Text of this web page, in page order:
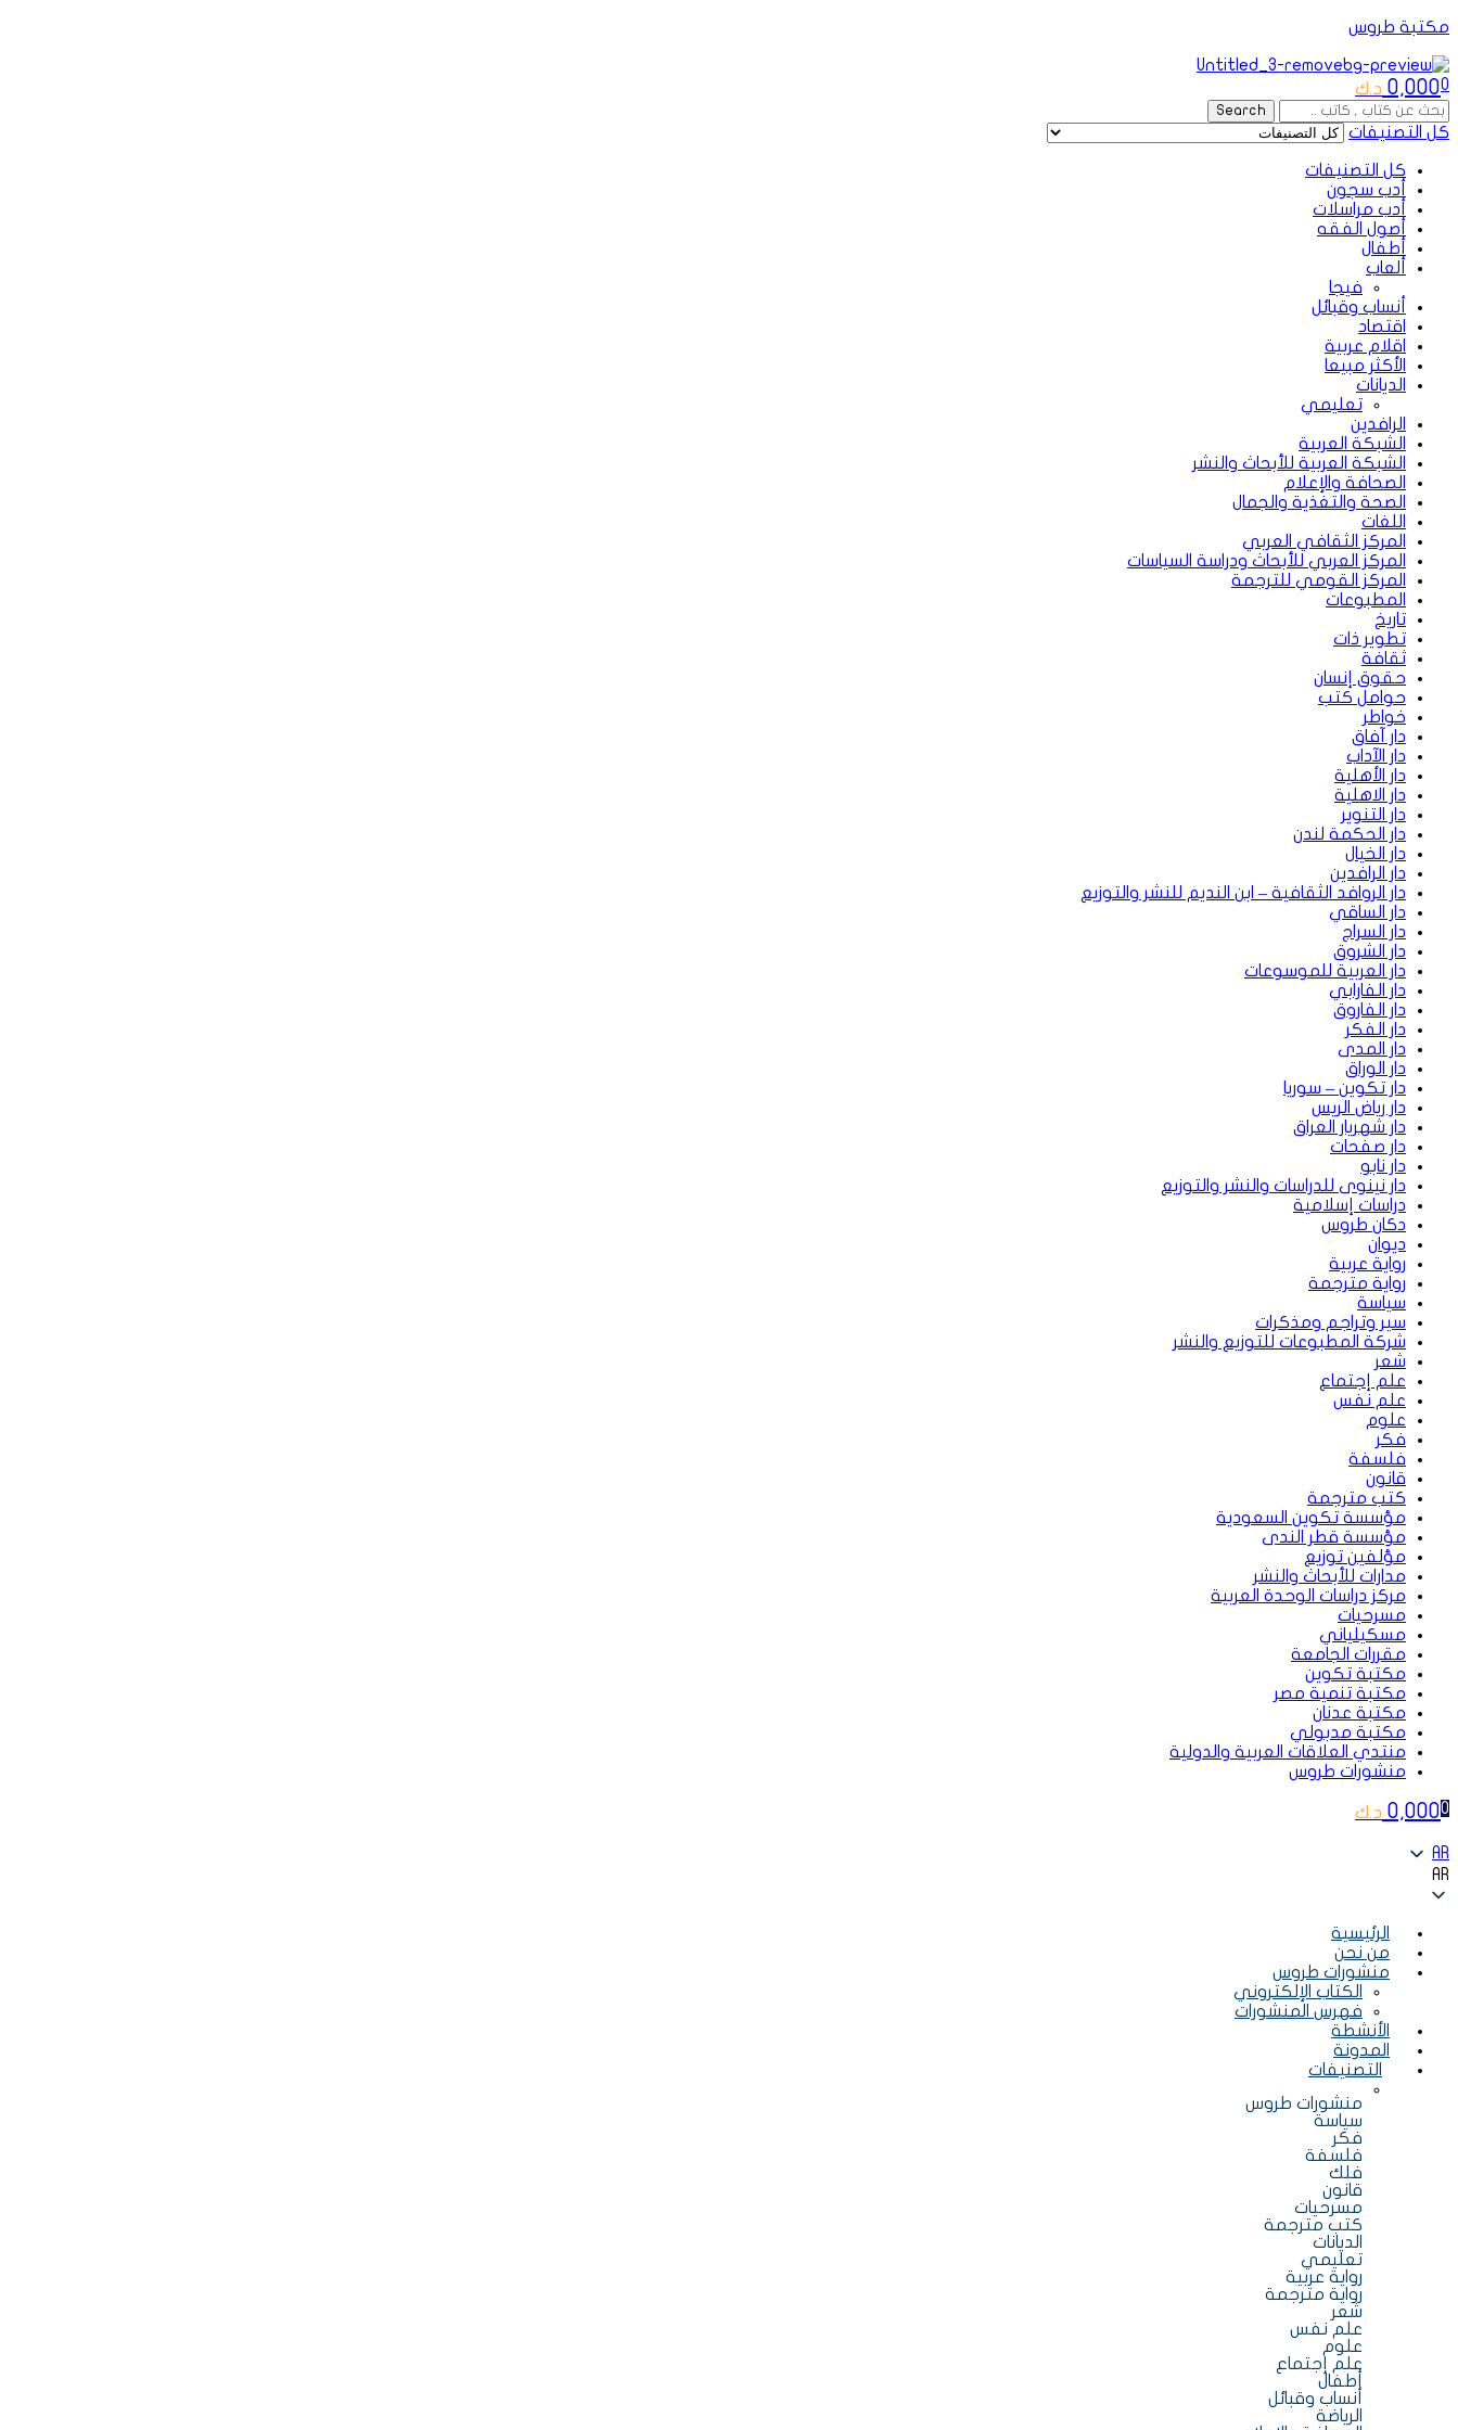
مكتبة طروس
Menu
0
0,000 د.ك
Search
for:
Search
كل التصنيفات
كل التصنيفات
أدب سجون
أدب مراسلات
أصول الفقه
أطفال
ألعاب
فيجا
أنساب وقبائل
اقتصاد
اقلام عربية
الأكثر مبيعا
الديانات
تعليمي
الرافدين
الشبكة العربية
الشبكة العربية للأبحاث والنشر
الصحافة والإعلام
الصحة والتغذية والجمال
اللغات
المركز الثقافي العربي
المركز العربي للأبحاث ودراسة السياسات
المركز القومي للترجمة
المطبوعات
تاريخ
تطوير ذات
ثقافة
حقوق إنسان
حوامل كتب
خواطر
دار آفاق
دار الآداب
دار الأهلية
دار الاهلية
دار التنوير
دار الحكمة لندن
دار الخيال
دار الرافدين
دار الروافد الثقافية – ابن النديم للنشر والتوزيع
دار الساقي
دار السراج
دار الشروق
دار العربية للموسوعات
دار الفارابي
دار الفاروق
دار الفكر
دار المدى
دار الوراق
دار تكوين – سوريا
دار رياض الريس
دار شهريار العراق
دار صفحات
دار نابو
دار نينوى للدراسات والنشر والتوزيع
دراسات إسلامية
دكان طروس
ديوان
رواية عربية
رواية مترجمة
سياسة
سير وتراجم ومذكرات
شركة المطبوعات للتوزيع والنشر
شعر
علم إجتماع
علم نفس
علوم
فكر
فلسفة
قانون
كتب مترجمة
مؤسسة تكوين السعودية
مؤسسة قطر الندى
مؤلفين توزيع
مدارات للأبحاث والنشر
مركز دراسات الوحدة العربية
مسرحيات
مسكيلياني
مقررات الجامعة
مكتبة تكوين
مكتبة تنمية مصر
مكتبة عدنان
مكتبة مدبولي
منتدي العلاقات العربية والدولية
منشورات طروس
0
0,000 د.ك
AR
AR
الرئيسية
من نحن
منشورات طروس
الكتاب الإلكتروني
فهرس المنشورات
الأنشطة
المدونة
التصنيفات
منشورات طروس
سياسة
فكر
فلسفة
فلك
قانون
مسرحيات
كتب مترجمة
الديانات
تعليمي
رواية عربية
رواية مترجمة
شعر
علم نفس
علوم
علم إجتماع
أطفال
أنساب وقبائل
الرياضة